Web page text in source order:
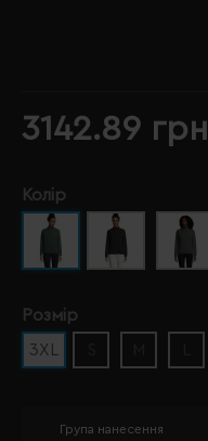
3142.89 грн
Колір
Розмір
3XL
Група нанесення